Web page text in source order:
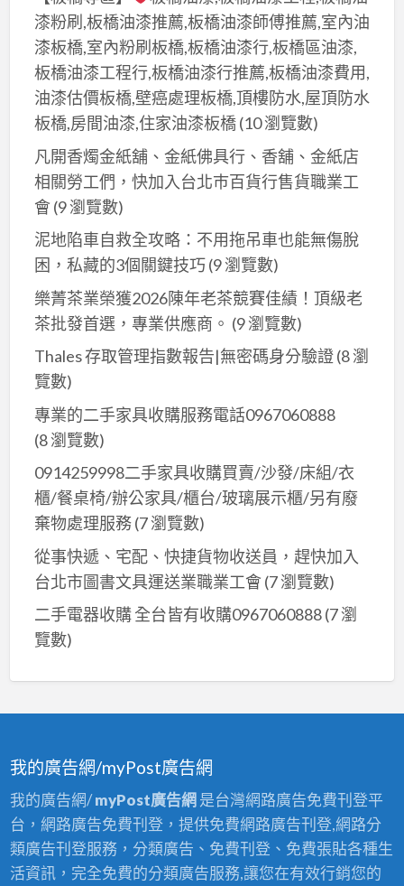
漆粉刷,板橋油漆推薦,板橋油漆師傅推薦,室內油
漆板橋,室內粉刷板橋,板橋油漆行,板橋區油漆,
板橋油漆工程行,板橋油漆行推薦,板橋油漆費用,
油漆估價板橋,壁癌處理板橋,頂樓防水,屋頂防水
板橋,房間油漆,住家油漆板橋(10 瀏覽數)
凡開香燭金紙舖、金紙佛具行、香舖、金紙店
相關勞工們，快加入台北巿百貨行售貨職業工
會 (9 瀏覽數)
泥地陷車自救全攻略：不用拖吊車也能無傷脫
困，私藏的3個關鍵技巧(9 瀏覽數)
樂菁茶業榮獲2026陳年老茶競賽佳績！頂級老
茶批發首選，專業供應商。 (9 瀏覽數)
Thales 存取管理指數報告|無密碼身分驗證(8 瀏
覽數)
專業的二手家具收購服務電話0967060888
(8 瀏覽數)
0914259998二手家具收購買賣/沙發/床組/衣
櫃/餐桌椅/辦公家具/櫃台/玻璃展示櫃/另有廢
棄物處理服務(7 瀏覽數)
從事快遞、宅配、快捷貨物收送員，趕快加入
台北市圖書文具運送業職業工會 (7 瀏覽數)
二手電器收購 全台皆有收購0967060888(7 瀏
覽數)
我的廣告網/myPost廣告網
我的廣告網/myPost廣告網 是台灣網路廣告免費刊登平
台，網路廣告免費刊登，提供免費網路廣告刊登,網路分
類廣告刊登服務，分類廣告、免費刊登、免費張貼各種生
活資訊，完全免費的分類廣告服務,讓您在有效行銷您的